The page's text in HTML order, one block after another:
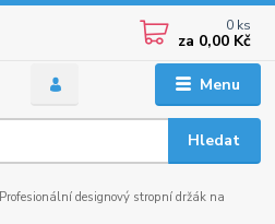
Menu
Hledat
0 ks
za 0,00 Kč
Profesionální designový stropní držák na